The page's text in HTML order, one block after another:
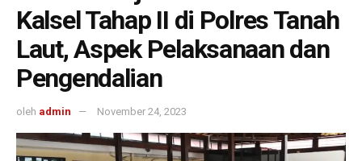
Kalsel Tahap II di Polres Tanah
Laut, Aspek Pelaksanaan dan
Pengendalian
oleh admin November 24, 2023